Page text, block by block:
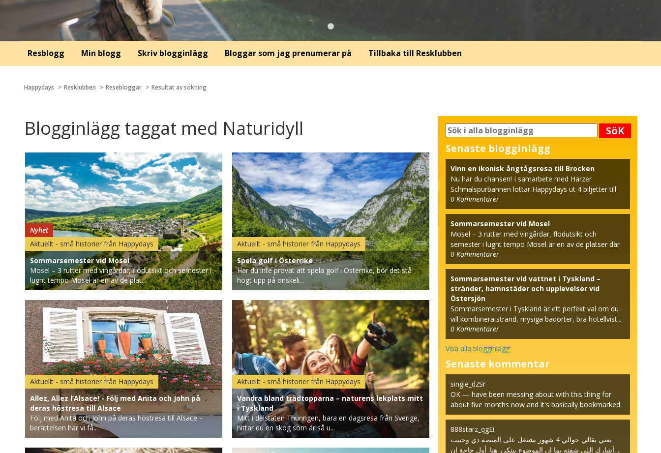
Resblogg Min blogg Skriv blogginlägg Bloggar som jag prenumerar på Tillbaka till Resklubben
Happydays Resklubben Resebloggar Resultat av sökning
Blogginlägg taggat med Naturidyll
Nyhet
Aktuellt - små historier från Happydays
Sommarsemester vid Mosel
Mosel – 3 rutter med vingårdar, flodutsikt och semester i
lugnt tempo Mosel är en av de plat...
Aktuellt - små historier från Happydays
Spela golf i Österrike
Har du inte provat att spela golf i Österrike, bör det stå
högt upp på önskeli...
Aktuellt - små historier från Happydays
Allez, Allez l’Alsace! - Följ med Anita och John på
deras höstresa till Alsace
Följ med Anita och John på deras höstresa till Alsace –
berättelsen har vi få...
Aktuellt - små historier från Happydays
Vandra bland trädtopparna – naturens lekplats mitt
i Tyskland
Mitt i delstaten Thüringen, bara en dagsresa från Sverige,
hittar du en skog som är så u...
SöK
Senaste blogginlägg
Vinn en ikonisk ångtågsresa till Brocken
Nu har du chansen! I samarbete med Harzer
Schmalspurbahnen lottar Happydays ut 4 biljetter till
den beröm...
0 Kommentarer
Sommarsemester vid Mosel
Mosel – 3 rutter med vingårdar, flodutsikt och
semester i lugnt tempo Mosel är en av de platser där
seme...
0 Kommentarer
Sommarsemester vid vattnet i Tyskland –
stränder, hamnstäder och upplevelser vid
Östersjön
Sommarsemester i Tyskland är ett perfekt val om du
vill kombinera strand, mysiga badorter, bra hotellvist...
0 Kommentarer
Visa alla blogginlägg
Senaste kommentar
single_dzSr
OK — have been messing about with this thing for
about five months now and it's basically bookmarked
at t...
888starz_qgEi
يعني بقالي حوالي 4 شهور بشتغل على المنصة دي وحبيت
أشارك اللي شفته بما إن الموضوع بيتكرر هنا. أول حاجة إن ...